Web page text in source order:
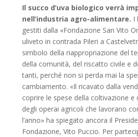
Il succo d’uva biologico verrà
nell’industria agro-alimentare. I
gestiti dalla «Fondazione San Vito
uliveto in contrada Pileri a
simbolo della riappropriazione del
della comunità, del riscatto civile e
tanti, perché non si perda mai la
cambiamento. «Il ricavato dalla
coprire le spese della coltivazione e
degli operai agricoli che lavorano
l’anno» ha spiegato ancora il
Fondazione, Vito Puccio. Per